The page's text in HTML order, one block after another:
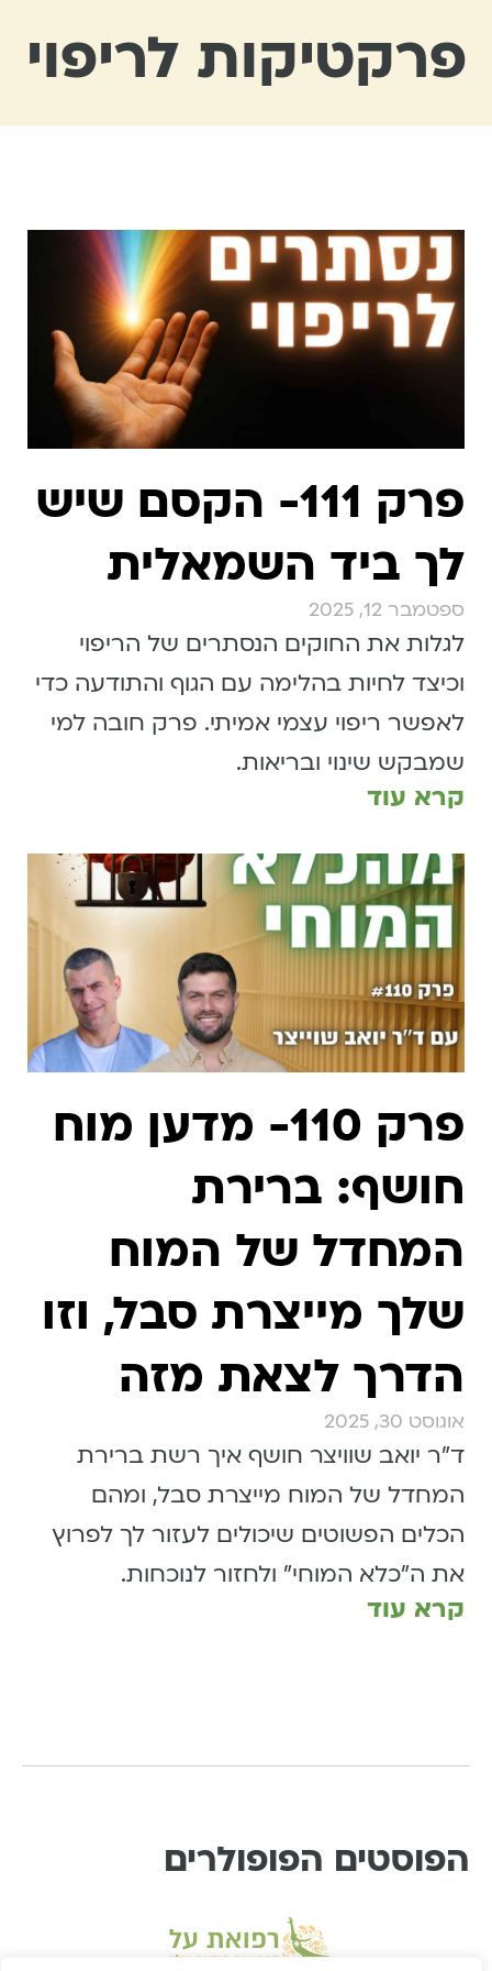
פרקטיקות לריפוי
פרק 111- הקסם שיש
לך ביד השמאלית
ספטמבר 12, 2025
לגלות את החוקים הנסתרים של הריפוי
וכיצד לחיות בהלימה עם הגוף והתודעה כדי
לאפשר ריפוי עצמי אמיתי. פרק חובה למי
שמבקש שינוי ובריאות.
קרא עוד
פרק 110- מדען מוח
חושף: ברירת
המחדל של המוח
שלך מייצרת סבל, וזו
הדרך לצאת מזה
אוגוסט 30, 2025
ד״ר יואב שוויצר חושף איך רשת ברירת
המחדל של המוח מייצרת סבל, ומהם
הכלים הפשוטים שיכולים לעזור לך לפרוץ
את ה״כלא המוחי״ ולחזור לנוכחות.
קרא עוד
הפוסטים הפופולרים